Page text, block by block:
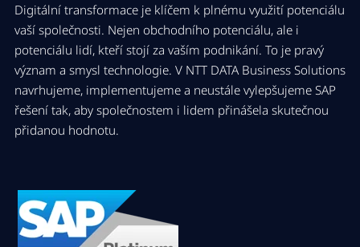
Digitální transformace je klíčem k plnému využití potenciálu
vaší společnosti. Nejen obchodního potenciálu, ale i
potenciálu lidí, kteří stojí za vaším podnikání. To je pravý
význam a smysl technologie. V NTT DATA Business Solutions
navrhujeme, implementujeme a neustále vylepšujeme SAP
řešení tak, aby společnostem i lidem přinášela skutečnou
přidanou hodnotu.